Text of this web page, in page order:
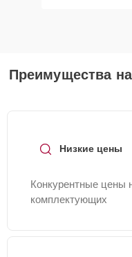
Преимущества
Низкие цены
Конкурентные цены
комплектующих